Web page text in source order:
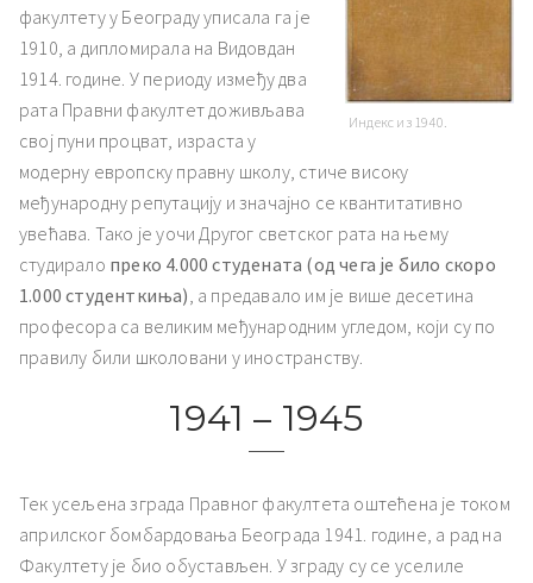
Индекс из 1940.
факултету у Београду уписала га је
1910, а дипломирала на Видовдан
1914. године. У периоду између два
рата Правни факултет доживљава
свој пуни процват, израста у
модерну европску правну школу, стиче високу
међународну репутацију и значајно се квантитативно
увећава. Тако је уочи Другог светског рата на њему
студирало преко 4.000 студената (од чега је било скоро
1.000 студенткиња), а предавало им је више десетина
професора са великим међународним угледом, који су по
правилу били школовани у иностранству.
1941 – 1945
Тек усељена зграда Правног факултета оштећена је током
априлског бомбардовања Београда 1941. године, а рад на
Факултету је био обустављен. У зграду су се уселиле